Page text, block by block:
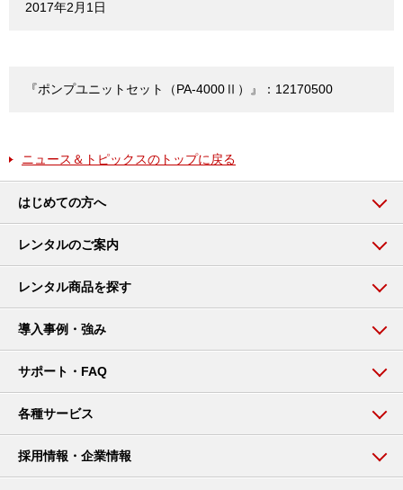
2017年2月1日
『ポンプユニットセット（PA-4000Ⅱ）』：12170500
ニュース＆トピックスのトップに戻る
はじめての方へ
レンタルのご案内
レンタル商品を探す
導入事例・強み
サポート・FAQ
各種サービス
採用情報・企業情報